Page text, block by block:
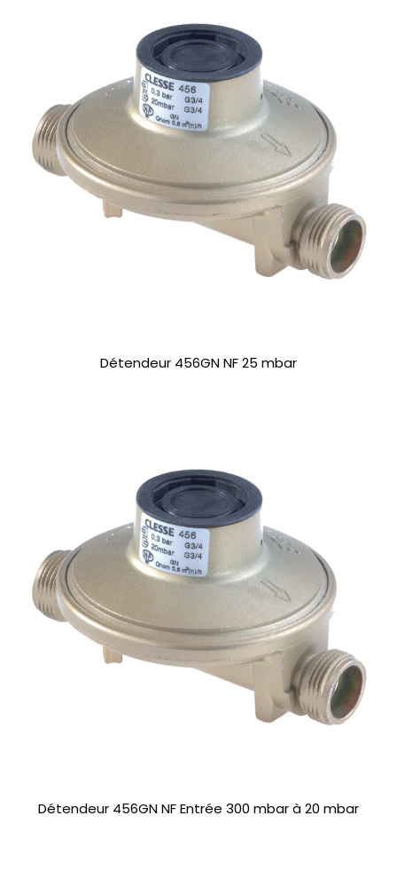
Détendeur 456GN NF 25 mbar
Détendeur 456GN NF Entrée 300 mbar à 20 mbar